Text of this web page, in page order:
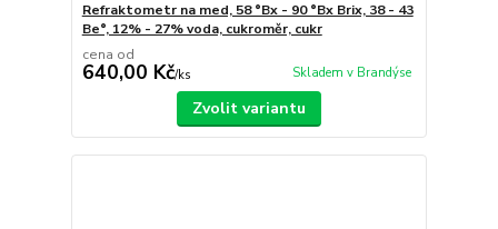
Refraktometr na med, 58 °Bx - 90 °Bx Brix, 38 - 43
Be°, 12% - 27% voda, cukroměr, cukr
cena od
640,00 Kč/ks Skladem v Brandýse
Zvolit variantu